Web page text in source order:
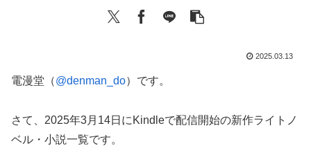
2025.03.13
電漫堂（@denman_do）です。
さて、2025年3月14日にKindleで配信開始の新作ライトノ
ベル・小説一覧です。